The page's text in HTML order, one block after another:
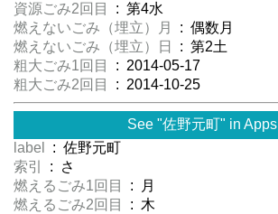
資源ごみ2回目
: 第4水
燃えないごみ（埋立）月
: 偶数月
燃えないごみ（埋立）日
: 第2土
粗大ごみ1回目
: 2014-05-17
粗大ごみ2回目
: 2014-10-25
See "佐野元町" in Apps
label
: 佐野元町
索引
: さ
燃えるごみ1回目
: 月
燃えるごみ2回目
: 木